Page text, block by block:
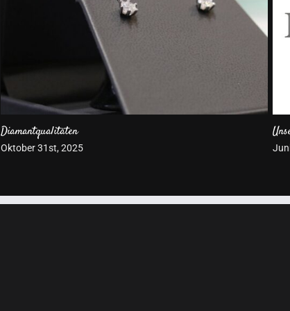
Wie wasserdicht ist meine Armbanduhr?
Mai 5th, 2025